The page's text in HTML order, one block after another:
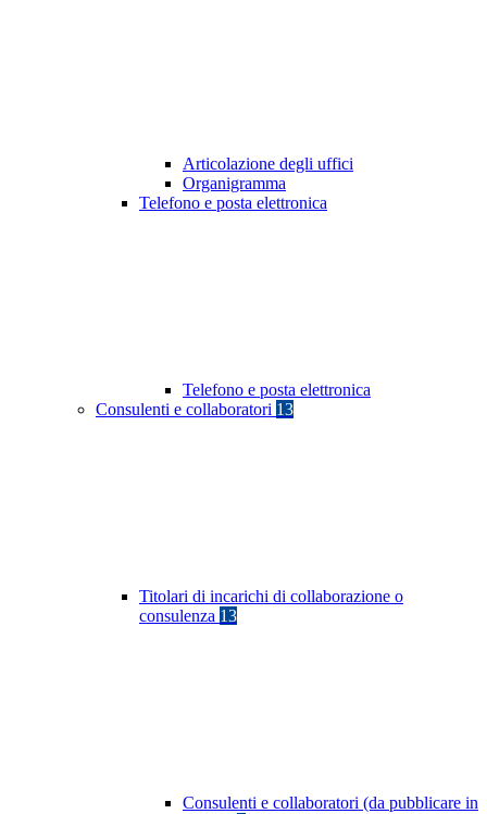
Articolazione degli uffici
Organigramma
Telefono e posta elettronica
Telefono e posta elettronica
Consulenti e collaboratori 13
Titolari di incarichi di collaborazione o
consulenza 13
Consulenti e collaboratori (da pubblicare in